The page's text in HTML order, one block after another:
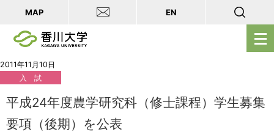
メ
ニ
を
MAP EN
2011年11月10日
入 試
平成24年度農学研究科（修士課程）学生募集
要項（後期）を公表